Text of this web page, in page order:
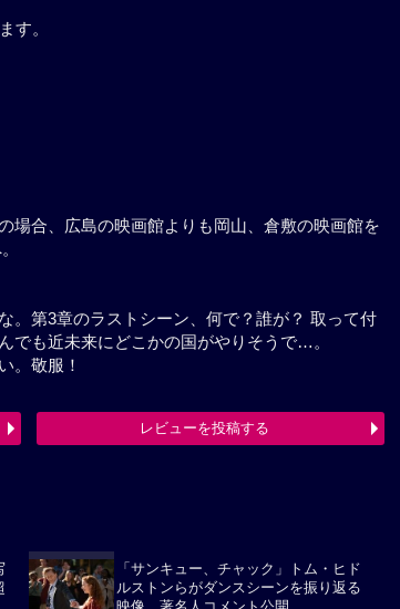
す。
画の場合、広島の映画館よりも岡山、倉敷の
MOVIX倉敷へ。
よな。第3章のラストシーン、何で？誰が？
地球が崩壊せんでも近未来にどこかの国がやり
はない。敬服！
レビューを投稿する
「サンキュー、チャック」トム・ヒド
ルストンらがダンスシーンを振り返る